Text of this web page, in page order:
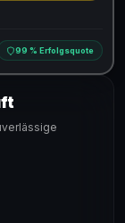
99 % Erfolgsquote